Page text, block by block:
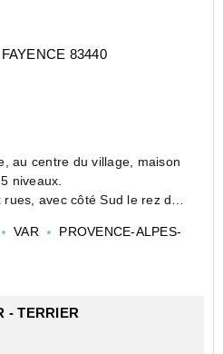
83440
au centre du village, maison
niveaux.
avec côté Sud le rez de
brute à aménager (pièce
VAR
PROVENCE-ALPES-
- TERRIER